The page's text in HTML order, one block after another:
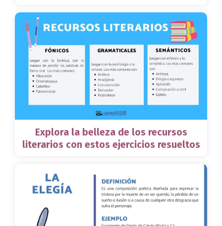
Explora la belleza de los recursos
literarios con estos ejercicios resueltos